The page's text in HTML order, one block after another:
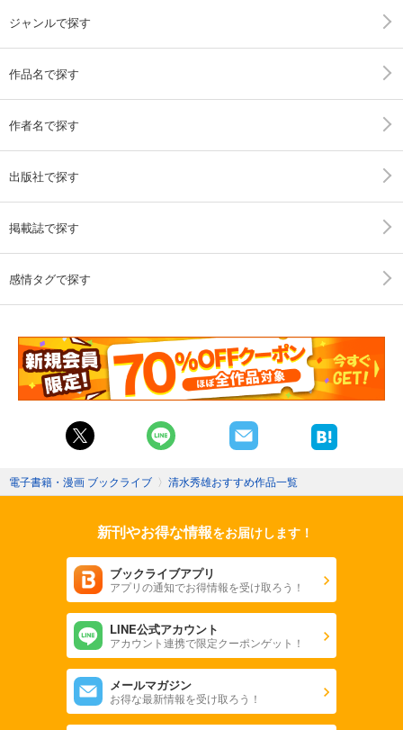
ジャンルで探す
作品名で探す
作者名で探す
出版社で探す
掲載誌で探す
感情タグで探す
電子書籍・漫画 ブックライブ 〉 清水秀雄おすすめ作品一覧
新刊やお得な情報をお届けします！
ブックライブアプリ
アプリの通知でお得情報を受け取ろう！
LINE公式アカウント
アカウント連携で限定クーポンゲット！
メールマガジン
お得な最新情報を受け取ろう！